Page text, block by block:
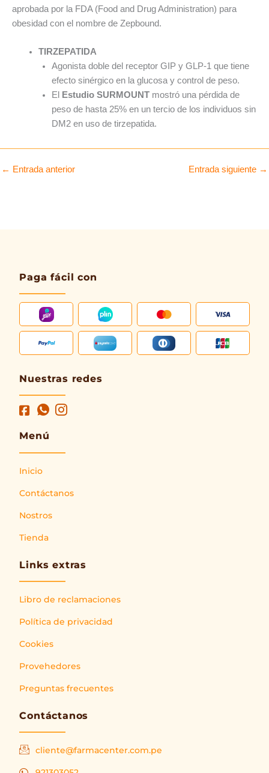
aprobada por la FDA (Food and Drug Administration) para
obesidad con el nombre de Zepbound.
TIRZEPATIDA
Agonista doble del receptor GIP y GLP-1 que tiene
efecto sinérgico en la glucosa y control de peso.
El
Estudio SURMOUNTmostró una pérdida de
peso de hasta 25% en un tercio de los individuos sin
DM2 en uso de tirzepatida.
← Entrada anterior Entrada siguiente →
Paga fácil con
Nuestras redes
Menú
Inicio
Contáctanos
Nostros
Tienda
Links extras
Libro de reclamaciones
Política de privacidad
Cookies
Provehedores
Preguntas frecuentes
Contáctanos
cliente@farmacenter.com.pe